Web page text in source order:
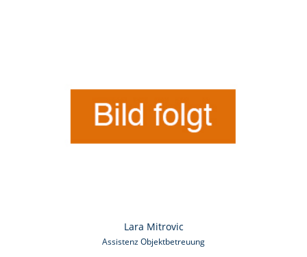
Lara Mitrovic
Assistenz Objektbetreuung